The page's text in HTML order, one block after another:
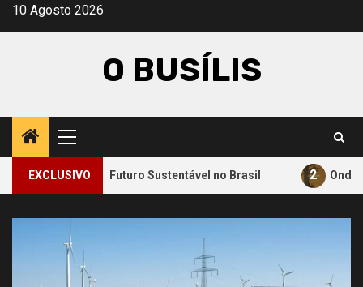
Avançar
10 Agosto 2026
O BUSÍLIS
Menu
principal
EXCLUSIVO
um Futuro Sustentável no Brasil 2 Onde a